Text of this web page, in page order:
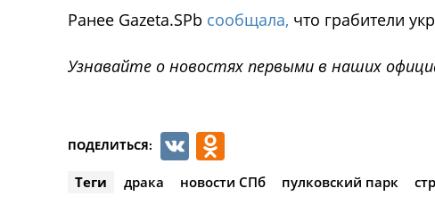
Ранее Gazeta.SPb сообщала, что грабители
Узнавайте о новостях первыми в наших
ПОДЕЛИТЬСЯ: VK
Теги драка новости СПб пулковский парк